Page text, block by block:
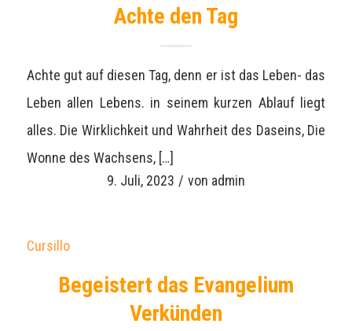
Achte den Tag
Achte gut auf diesen Tag, denn er ist das Leben- das
Leben allen Lebens. in seinem kurzen Ablauf liegt
alles. Die Wirklichkeit und Wahrheit des Daseins, Die
Wonne des Wachsens, […]
9. Juli, 2023 / von admin
Cursillo
Begeistert das Evangelium
Verkünden